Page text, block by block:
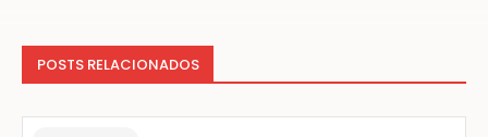
POSTS RELACIONADOS